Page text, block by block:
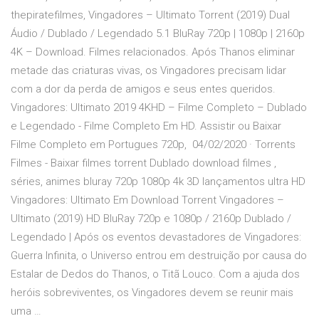
thepiratefilmes, Vingadores – Ultimato Torrent (2019) Dual
Áudio / Dublado / Legendado 5.1 BluRay 720p | 1080p | 2160p
4K – Download. Filmes relacionados. Após Thanos eliminar
metade das criaturas vivas, os Vingadores precisam lidar
com a dor da perda de amigos e seus entes queridos.
Vingadores: Ultimato 2019 4KHD – Filme Completo – Dublado
e Legendado - Filme Completo Em HD. Assistir ou Baixar
Filme Completo em Portugues 720p, 04/02/2020 · Torrents
Filmes - Baixar filmes torrent Dublado download filmes ,
séries, animes bluray 720p 1080p 4k 3D lançamentos ultra HD
Vingadores: Ultimato Em Download Torrent Vingadores –
Ultimato (2019) HD BluRay 720p e 1080p / 2160p Dublado /
Legendado | Após os eventos devastadores de Vingadores:
Guerra Infinita, o Universo entrou em destruição por causa do
Estalar de Dedos do Thanos, o Titã Louco. Com a ajuda dos
heróis sobreviventes, os Vingadores devem se reunir mais
uma …